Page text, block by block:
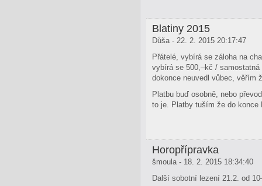
Blatiny 2015
Důša - 22. 2. 2015 20:17:47
Přátelé, vybírá se záloha na
vybírá se 500,–kč / samostatná
dokonce neuvedl vůbec, věřím
Platbu buď osobně, nebo
to je. Platby tuším že do konce
Horopřípravka
šmoula - 18. 2. 2015 18:34:40
Další sobotní lezení 21.2. od